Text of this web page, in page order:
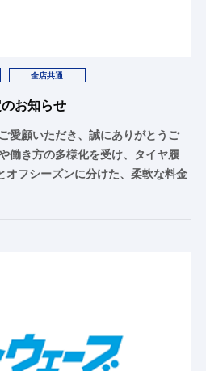
全店共通
お知らせ
愛顧いただき、誠にありがとうご
働き方の多様化を受け、タイヤ履
オフシーズンに分けた、柔軟な料金